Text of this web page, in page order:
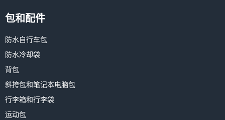
包和配件
防水自行车包
防水冷却袋
背包
斜挎包和笔记本电脑包
行李箱和行李袋
运动包